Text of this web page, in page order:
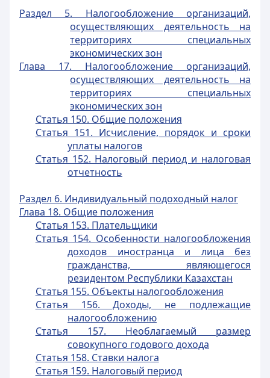
Раздел 5. Налогообложение организаций,
осуществляющих деятельность на
территориях специальных
экономических зон
Глава 17. Налогообложение организаций,
осуществляющих деятельность на
территориях специальных
экономических зон
Статья 150. Общие положения
Статья 151. Исчисление, порядок и сроки
уплаты налогов
Статья 152. Налоговый период и налоговая
отчетность
Раздел 6. Индивидуальный подоходный налог
Глава 18. Общие положения
Статья 153. Плательщики
Статья 154. Особенности налогообложения
доходов иностранца и лица без
гражданства, являющегося
резидентом Республики Казахстан
Статья 155. Объекты налогообложения
Статья 156. Доходы, не подлежащие
налогообложению
Статья 157. Необлагаемый размер
совокупного годового дохода
Статья 158. Ставки налога
Статья 159. Налоговый период